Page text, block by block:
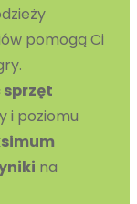
pomogą Ci
sprzęt
i poziomu
na